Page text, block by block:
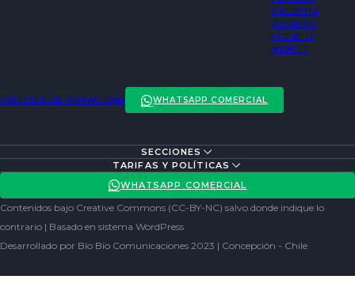
VALDIVIA
OSORNO
PUERTO
MONTT
POLÍTICA DE PRIVACIDAD WHATSAPP COMERCIAL
SECCIONES
ACTUALIDAD
REDES SOCIALES
TARIFAS Y POLÍTICAS
POLÍTICA DE PRIVACIDAD
WHATSAPP COMERCIAL
Contenidos bajo Creative Commons (CC-BY-NC) salvo donde indique lo
contrario | Basado en sistema WordPress
Desarrollado por Bío Bío Comunicaciones 2023 | Concepción - Chile